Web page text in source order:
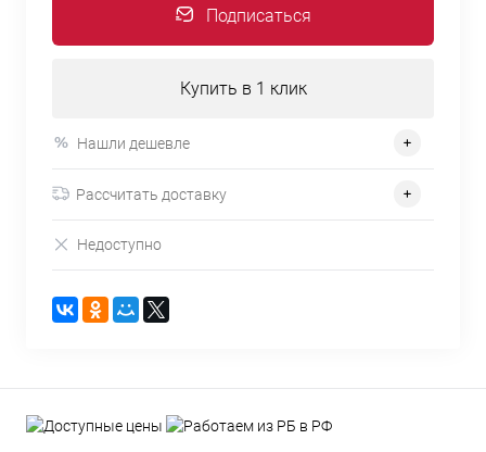
Подписаться
Купить в 1 клик
Нашли дешевле
Рассчитать доставку
Недоступно